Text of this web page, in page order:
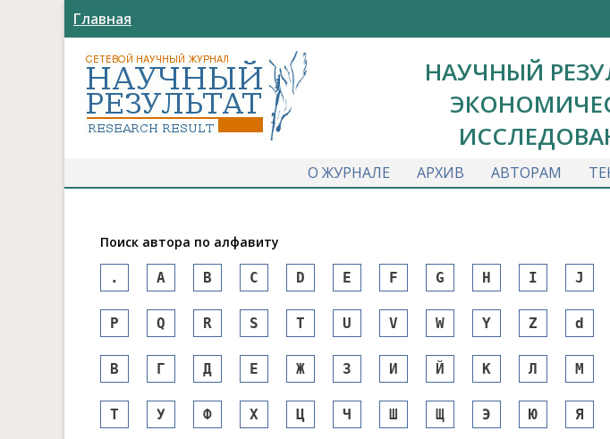
Главная
НАУЧНЫЙ
О ЖУРНАЛЕ
АРХИВ АВТОРАМ
Поиск автора по алфавиту
. A B C D E F G H I J
P Q R S T U V W Y Z d
В Г Д Е Ж З И Й К Л М
Т У Ф Х Ц Ч Ш Щ Э Ю Я